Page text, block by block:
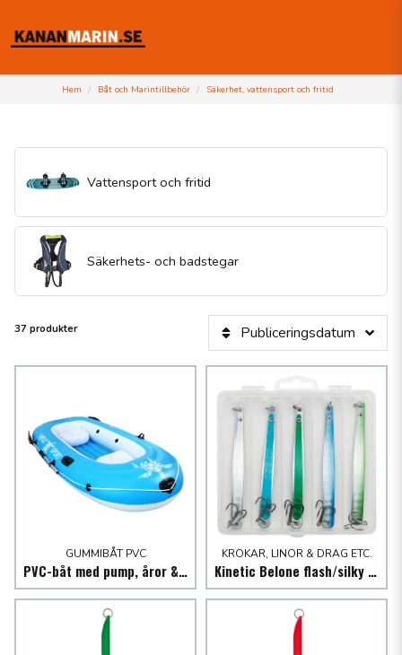
Hem Båt och Marintillbehör Säkerhet, vattensport och fritid
Vattensport och fritid
Säkerhets- och badstegar
37 produkter Publiceringsdatum
GUMMIBÅT PVC
PVC-båt med pump, åror & påse, 240 cm
KROKAR, LINOR & DRAG ETC.
Kinetic Belone flash/silky näbbgädda